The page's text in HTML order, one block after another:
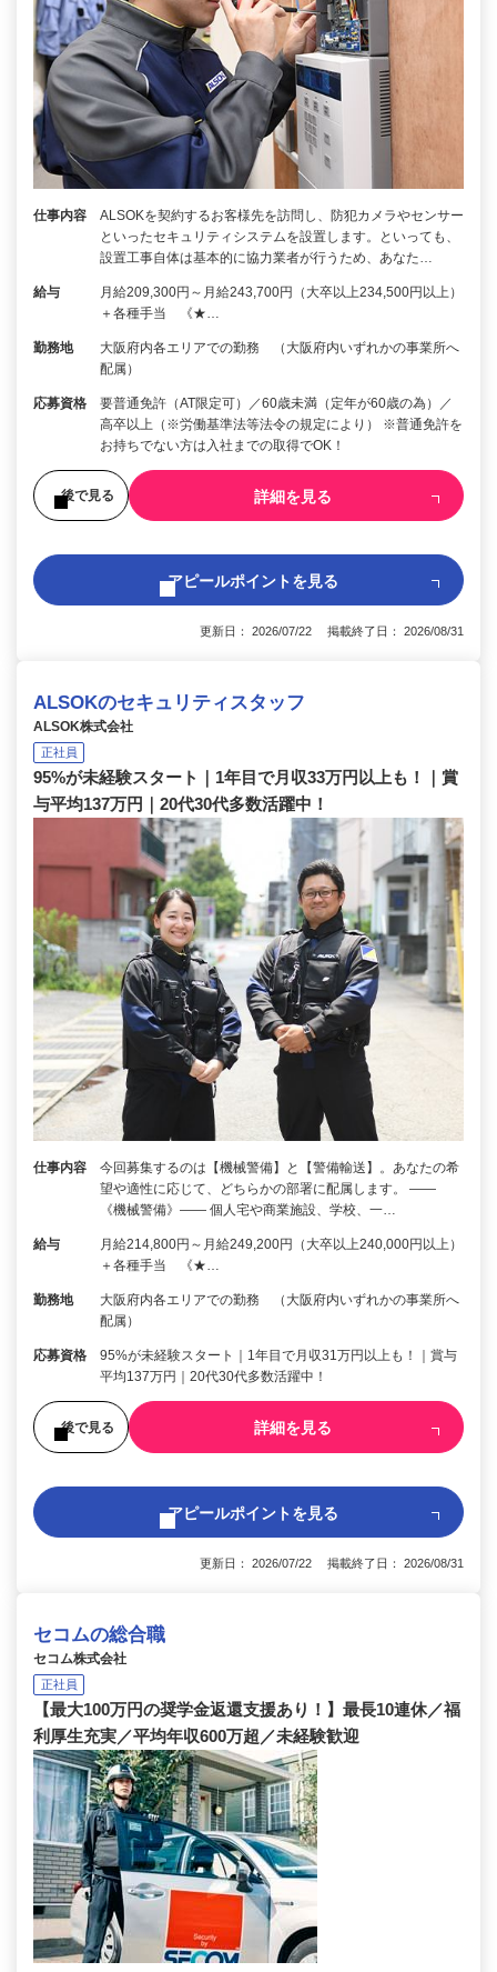
仕事内容
ALSOKを契約するお客様先を訪問し、防犯カメラやセンサー
といったセキュリティシステムを設置します。といっても、
設置工事自体は基本的に協力業者が行うため、あなた…
給与
月給209,300円～月給243,700円（大卒以上234,500円以上）
＋各種手当 《★…
勤務地
大阪府内各エリアでの勤務 （大阪府内いずれかの事業所へ
配属）
応募資格
要普通免許（AT限定可）／60歳未満（定年が60歳の為）／
高卒以上（※労働基準法等法令の規定により） ※普通免許を
お持ちでない方は入社までの取得でOK！
後で見る 詳細を見る
アピールポイントを見る
更新日： 2026/07/22 掲載終了日： 2026/08/31
ALSOKのセキュリティスタッフ
ALSOK株式会社
正社員
95%が未経験スタート｜1年目で月収33万円以上も！｜賞
与平均137万円｜20代30代多数活躍中！
仕事内容
今回募集するのは【機械警備】と【警備輸送】。あなたの希
望や適性に応じて、どちらかの部署に配属します。 ――
《機械警備》―― 個人宅や商業施設、学校、一…
給与
月給214,800円～月給249,200円（大卒以上240,000円以上）
＋各種手当 《★…
勤務地
大阪府内各エリアでの勤務 （大阪府内いずれかの事業所へ
配属）
応募資格
95%が未経験スタート｜1年目で月収31万円以上も！｜賞与
平均137万円｜20代30代多数活躍中！
後で見る 詳細を見る
アピールポイントを見る
更新日： 2026/07/22 掲載終了日： 2026/08/31
セコムの総合職
セコム株式会社
正社員
【最大100万円の奨学金返還支援あり！】最長10連休／福
利厚生充実／平均年収600万超／未経験歓迎